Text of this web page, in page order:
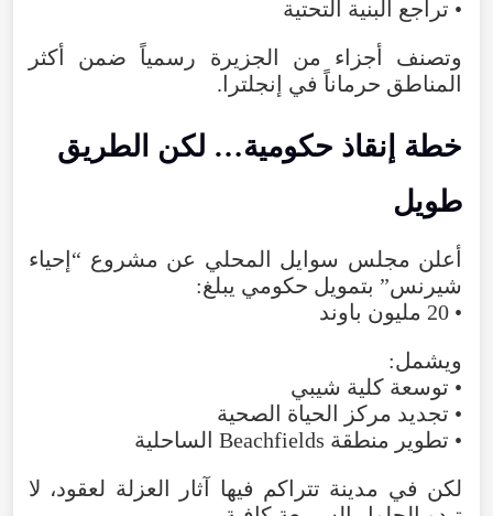
• تراجع البنية التحتية
وتصنف
أجزاء من الجزيرة رسمياً ضمن
أكثر
المناطق حرماناً في إنجلترا .
خطة إنقاذ حكومية… لكن الطريق
طويل
أعلن مجلس سوايل المحلي عن مشروع “ إحياء
شيرنس” بتمويل حكومي يبلغ:
•
مليون باوند
ويشمل:
• توسعة كلية شيبي
• تجديد مركز الحياة الصحية
• تطوير منطقة Beachfields الساحلية
لكن في مدينة تتراكم فيها آثار العزلة لعقود، لا